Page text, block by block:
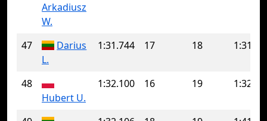
Arkadiusz
W.
47
Darius
L.
1:31.744 17 18
48
Hubert U.
1:32.100 16 19